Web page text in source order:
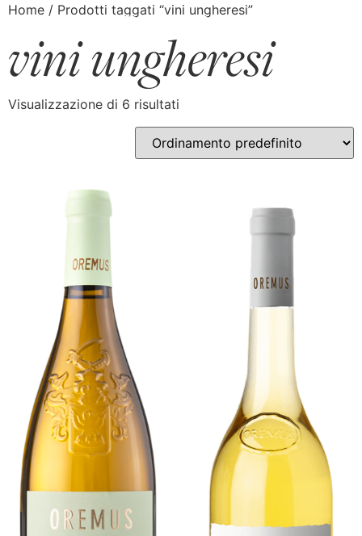
Home / Prodotti taggati “vini ungheresi”
vini ungheresi
Visualizzazione di 6 risultati